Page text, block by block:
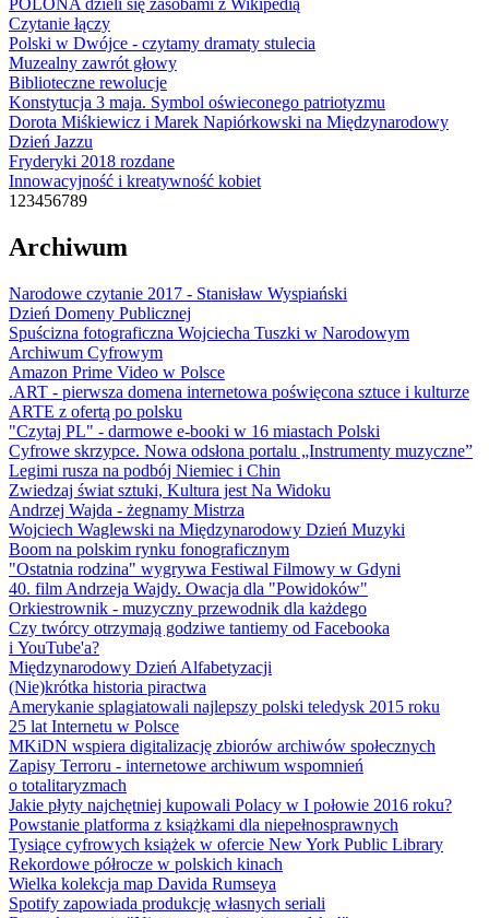
POLONA dzieli się zasobami z Wikipedią
Czytanie łączy
Polski w Dwójce - czytamy dramaty stulecia
Muzealny zawrót głowy
Biblioteczne rewolucje
Konstytucja 3 maja. Symbol oświeconego patriotyzmu
Dorota Miśkiewicz i Marek Napiórkowski na Międzynarodowy
Dzień Jazzu
Fryderyki 2018 rozdane
Innowacyjność i kreatywność kobiet
1 23456789
Archiwum
Narodowe czytanie 2017 - Stanisław Wyspiański
Dzień Domeny Publicznej
Spuścizna fotograficzna Wojciecha Tuszki w Narodowym
Archiwum Cyfrowym
Amazon Prime Video w Polsce
.ART - pierwsza domena internetowa poświęcona sztuce i kulturze
ARTE z ofertą po polsku
"Czytaj PL" - darmowe e-booki w 16 miastach Polski
Cyfrowe skrzypce. Nowa odsłona portalu „Instrumenty muzyczne”
Legimi rusza na podbój Niemiec i Chin
Zwiedzaj świat sztuki, Kultura jest Na Widoku
Andrzej Wajda - żegnamy Mistrza
Wojciech Waglewski na Międzynarodowy Dzień Muzyki
Boom na polskim rynku fonograficznym
"Ostatnia rodzina" wygrywa Festiwal Filmowy w Gdyni
40. film Andrzeja Wajdy. Owacja dla "Powidoków"
Orkiestrownik - muzyczny przewodnik dla każdego
Czy twórcy otrzymają godziwe tantiemy od Facebooka
i YouTube'a?
Międzynarodowy Dzień Alfabetyzacji
(Nie)krótka historia piractwa
Amerykanie splagiatowali najlepszy polski teledysk 2015 roku
25 lat Internetu w Polsce
MKiDN wspiera digitalizację zbiorów archiwów społecznych
Zapisy Terroru - internetowe archiwum wspomnień
o totalitaryzmach
Jakie płyty najchętniej kupowali Polacy w I połowie 2016 roku?
Powstanie platforma z książkami dla niepełnosprawnych
Tysiące cyfrowych książek w ofercie New York Public Library
Rekordowe półrocze w polskich kinach
Wielka kolekcja map Davida Rumseya
Spotify zapowiada produkcję własnych seriali